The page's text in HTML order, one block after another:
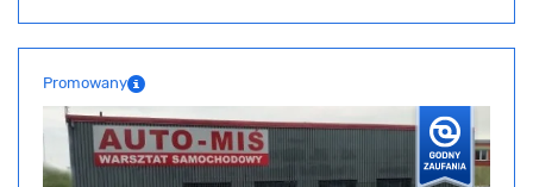
Promowany